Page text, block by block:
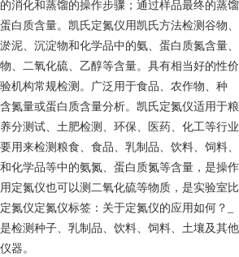
消化和蒸馏的操作步骤；通过样品最终的蒸馏
白质含量。凯氏定氮仪用凯氏方法检测谷物、
泥、沉淀物和化学品中的氨、蛋白质氮含量、
、二氧化硫、乙醇等含量。具有相当好的性价
机构常规检测。广泛用于食品、农作物、种
氮量或蛋白质含量分析。凯氏定氮仪适用于粮
分测试、土肥检测、环保、医药、化工等行业
用来检测粮食、食品、乳制品、饮料、饲料、
化学品等中的氨氮、蛋白质氮等含量，是操作
定氮仪也可以测二氧化硫等物质，是实验室比
氮仪定氮仪标签：关于定氮仪的应用如何？_
检测种子、乳制品、饮料、饲料、土壤及其他
器。